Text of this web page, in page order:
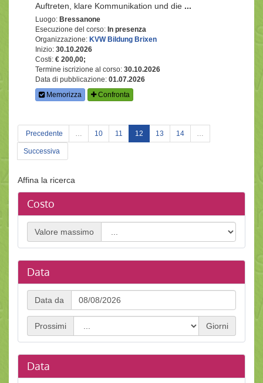
Auftreten, klare Kommunikation und die ...
Luogo: Bressanone
Esecuzione del corso: In presenza
Organizzazione: KVW Bildung Brixen
Inizio: 30.10.2026
Costi: € 200,00;
Termine iscrizione al corso: 30.10.2026
Data di pubblicazione: 01.07.2026
Memorizza
Confronta
Precedente 10 11 12 (current)
13 14
Successiva
Affina la ricerca
Costo
Valore massimo
Data
Data da
da
Prossimi Giorni
Data